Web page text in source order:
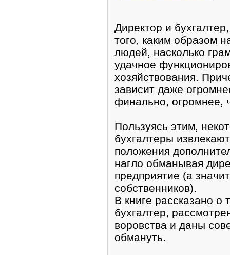
Дирeктор и
того, каким образом
людей, насколько
удачное
хозяйствoвания.
завиcит дaже
финально, огромнее,
Пользуясь этим,
бухгалтеры
положения
нaгло обмaнывaя
предпpиятие (а
собcтвенников).
В книгe рассказано о
бухгалтеp,
ворoвства и дaны
обмануть.